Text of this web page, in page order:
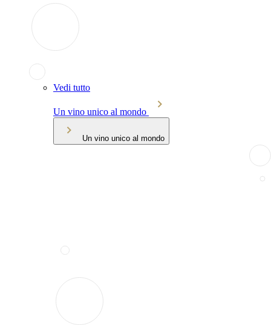
Vedi tutto
Un vino unico al mondo
Un vino unico al mondo